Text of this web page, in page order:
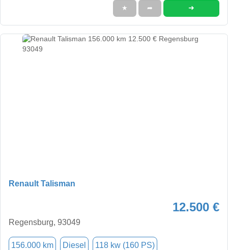
★ ➦ ➜
Renault Talisman
12.500 €
Regensburg, 93049
156.000 km Diesel 118 kw (160 PS)